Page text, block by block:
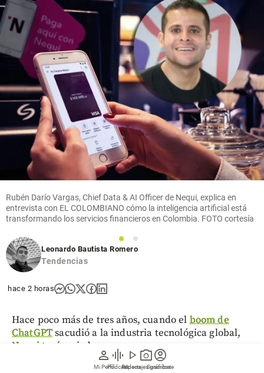
person
Mi Perfil
graphic_eq
Pódcast
play_arrow
Videos
photo_camera
Reportajes gráficos
account_circle
Suscríbete
Rubén Darío Vargas, Chief Data & AI Officer de Nequi, explica en
entrevista con EL COLOMBIANO cómo la inteligencia artificial está
transformando los servicios financieros en Colombia. FOTO cortesía
1
2
Leonardo Bautista Romero
Tendencias
hace 2 horas
Hace poco más de tres años, cuando el boom de
ChatGPTsacudió a la industria tecnológica global,
Nequi tenía miedo.